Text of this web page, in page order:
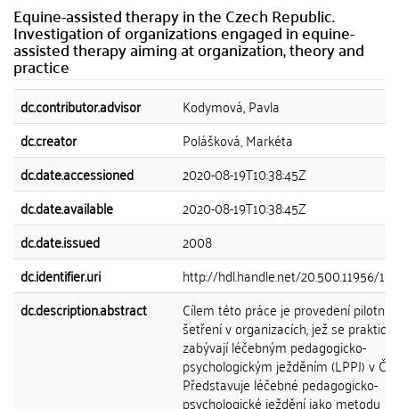
Equine-assisted therapy in the Czech Republic.
Investigation of organizations engaged in equine-
assisted therapy aiming at organization, theory and
practice
dc.contributor.advisor
Kodymová, Pavla
dc.creator
Polášková, Markéta
dc.date.accessioned
2020-08-19T10:38:45Z
dc.date.available
2020-08-19T10:38:45Z
dc.date.issued
2008
dc.identifier.uri
http://hdl.handle.net/20.500.11956/
dc.description.abstract
Cílem této práce je provedení
šetření v organizacích, jež se prakticky
zabývají léčebným pedagogicko-
psychologickým ježděním (LPPJ) v ČR.
Představuje léčebné pedagogicko-
psychologické ježdění jako metodu